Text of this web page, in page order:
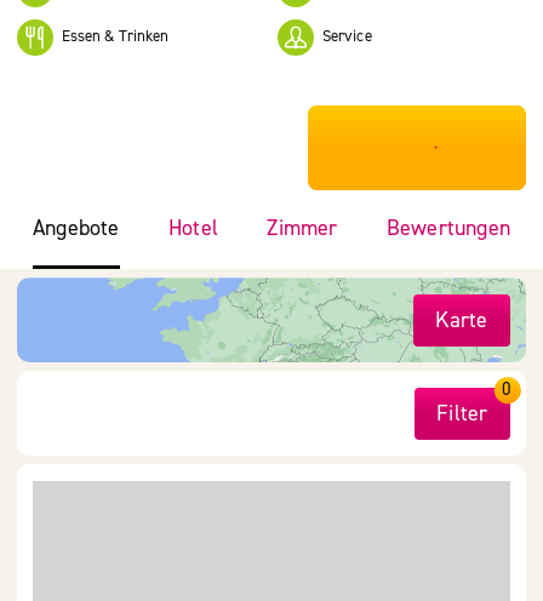
Essen & Trinken Service
***************
Angebote Hotel Zimmer Bewertungen
Karte
Filter
0